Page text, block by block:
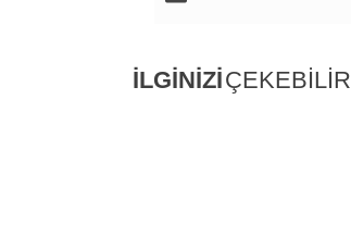
İLGİNİZİÇEKEBİLİR